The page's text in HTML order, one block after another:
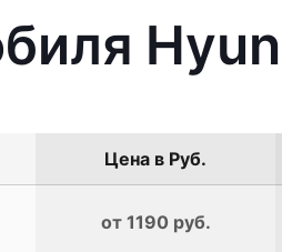
Цена в Руб.
от 1190 руб.